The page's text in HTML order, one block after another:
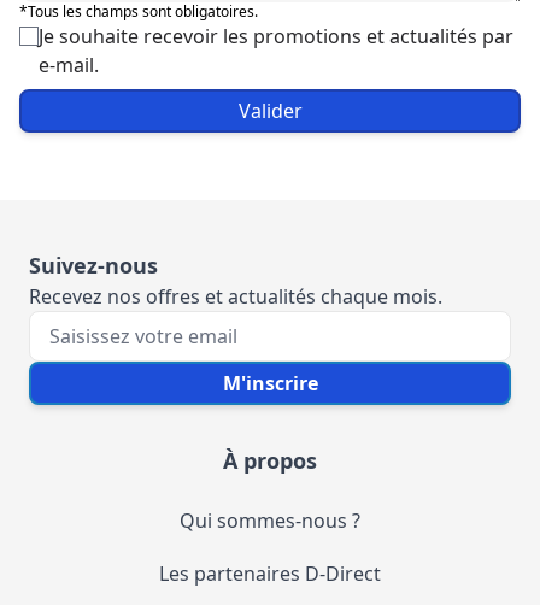
*Tous les champs sont obligatoires.
Je souhaite recevoir les promotions et actualités par
e-mail.
Valider
Suivez-nous
Recevez nos offres et actualités chaque mois.
Votre e-mail M'inscrire
À propos
Qui sommes-nous ?
Les partenaires D-Direct